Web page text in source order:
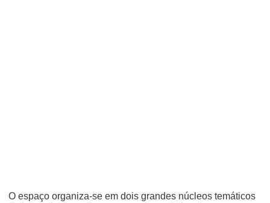
O espaço organiza-se em dois grandes núcleos temáticos